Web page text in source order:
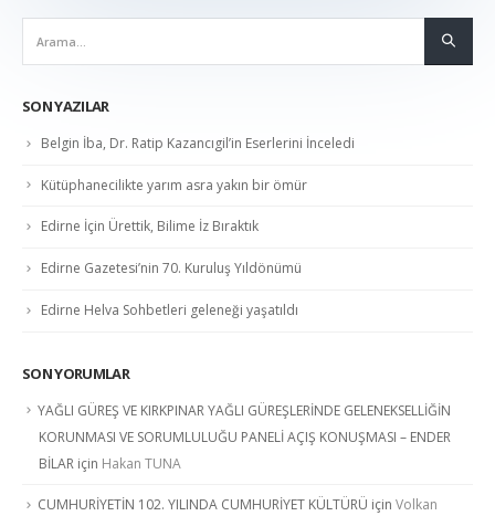
SON YAZILAR
Belgin İba, Dr. Ratip Kazancıgil’in Eserlerini İnceledi
Kütüphanecilikte yarım asra yakın bir ömür
Edirne İçin Ürettik, Bilime İz Bıraktık
Edirne Gazetesi’nin 70. Kuruluş Yıldönümü
Edirne Helva Sohbetleri geleneği yaşatıldı
SON YORUMLAR
YAĞLI GÜREŞ VE KIRKPINAR YAĞLI GÜREŞLERİNDE GELENEKSELLİĞİN
KORUNMASI VE SORUMLULUĞU PANELİ AÇIŞ KONUŞMASI – ENDER
BİLAR için Hakan TUNA
CUMHURİYETİN 102. YILINDA CUMHURİYET KÜLTÜRÜ için Volkan